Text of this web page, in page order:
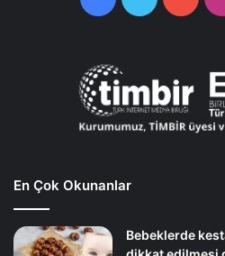
En Çok Okunanlar
Bebeklerde